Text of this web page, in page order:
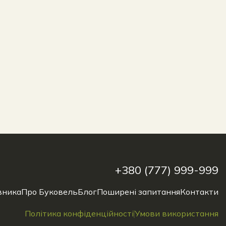
максимально відповідають
+380 (777) 999-999
Про БуковельБлогПоширені запитанняКонтакти
Політика конфіденційностіУмови використання